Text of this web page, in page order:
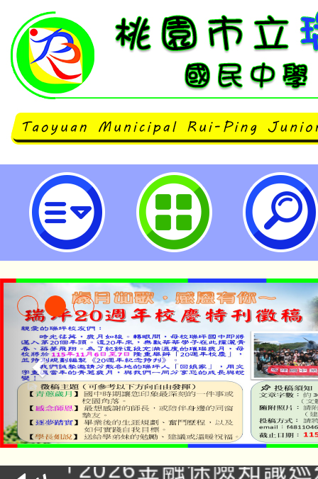
轉知「桃園市國中特教資源中心
電話諮詢服務實施計畫」-桃園市
公告本校115學年度第
代理(課)教師甄選結果(
「2026金融保險知識